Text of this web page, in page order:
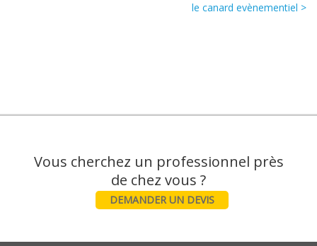
le canard evènementiel >
Vous cherchez un professionnel près
DEMANDER UN DEVIS